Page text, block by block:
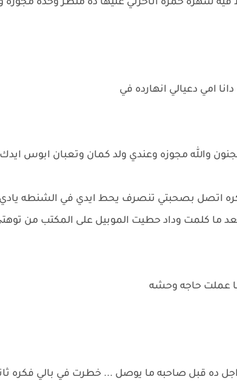
فيه سهره حمره اتاخرتي عليها ده منظر وحده مجوزه
امي دعيالي انهارده في
والله مجوزه وعندي ولد كمان وتعبان ابوس
اتصل بصحبتي تنصرف يحط ايدي في الشنطه يادي
ما كلمت وداد حطيت الموبيل على المكتب من
عملت حاجه وحشه
ده قبل صاحبه ما يوصل ... خطرت في بالي فكره